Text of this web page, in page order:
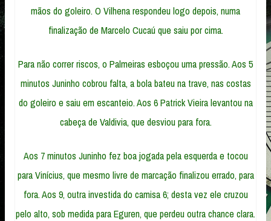
mãos do goleiro. O Vilhena respondeu logo depois, numa
finalização de Marcelo Cucaú que saiu por cima.
Para não correr riscos, o Palmeiras esboçou uma pressão. Aos 5
minutos Juninho cobrou falta, a bola bateu na trave, nas costas
do goleiro e saiu em escanteio. Aos 6 Patrick Vieira levantou na
cabeça de Valdivia, que desviou para fora.
Aos 7 minutos Juninho fez boa jogada pela esquerda e tocou
para Vinícius, que mesmo livre de marcação finalizou errado, para
fora. Aos 9, outra investida do camisa 6; desta vez ele cruzou
pelo alto, sob medida para Eguren, que perdeu outra chance clara.